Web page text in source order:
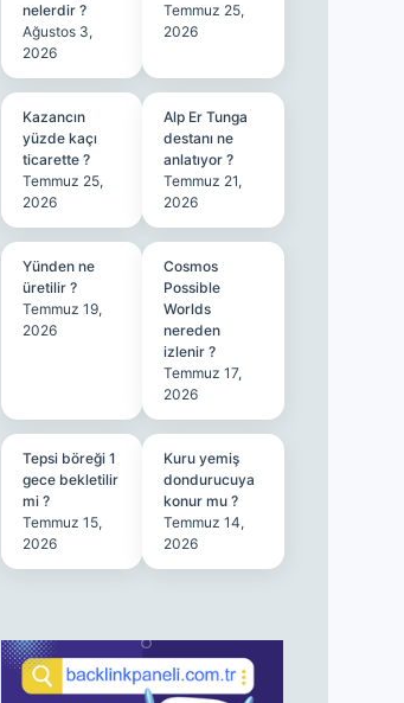
nelerdir ?
Ağustos 3,
2026
Temmuz 25,
2026
Kazancın
yüzde kaçı
ticarette ?
Temmuz 25,
2026
Alp Er Tunga
destanı ne
anlatıyor ?
Temmuz 21,
2026
Yünden ne
üretilir ?
Temmuz 19,
2026
Cosmos
Possible
Worlds
nereden
izlenir ?
Temmuz 17,
2026
Tepsi böreği 1
gece bekletilir
mi ?
Temmuz 15,
2026
Kuru yemiş
dondurucuya
konur mu ?
Temmuz 14,
2026